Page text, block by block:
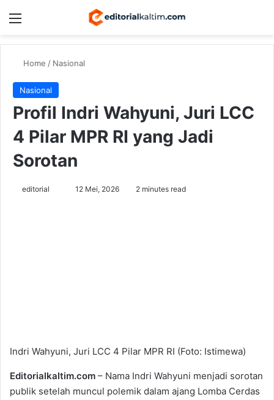
Menu
Home / Nasional
Nasional
Profil Indri Wahyuni, Juri LCC
4 Pilar MPR RI yang Jadi
Sorotan
editorial
Send12 Mei, 2026 2 minutes read
Indri Wahyuni, Juri LCC 4 Pilar MPR RI (Foto: Istimewa)
Editorialkaltim.com – Nama Indri Wahyuni menjadi sorotan
publik setelah muncul polemik dalam ajang Lomba Cerdas